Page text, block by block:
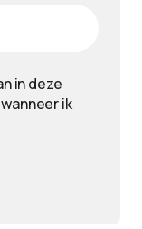
in deze
ik